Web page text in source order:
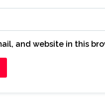
and website in this